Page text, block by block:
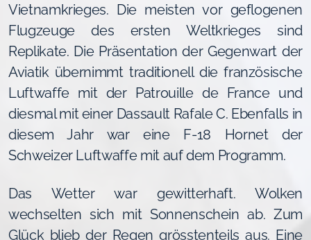
Vietnamkrieges. Die meisten vor geflogenen
Flugzeuge des ersten Weltkrieges sind
Replikate. Die Präsentation der Gegenwart der
Aviatik übernimmt traditionell die französische
Luftwaffe mit der Patrouille de France und
diesmal mit einer Dassault Rafale C. Ebenfalls in
diesem Jahr war eine F-18 Hornet der
Schweizer Luftwaffe mit auf dem Programm.
Das Wetter war gewitterhaft. Wolken
wechselten sich mit Sonnenschein ab. Zum
Glück blieb der Regen grösstenteils aus. Eine